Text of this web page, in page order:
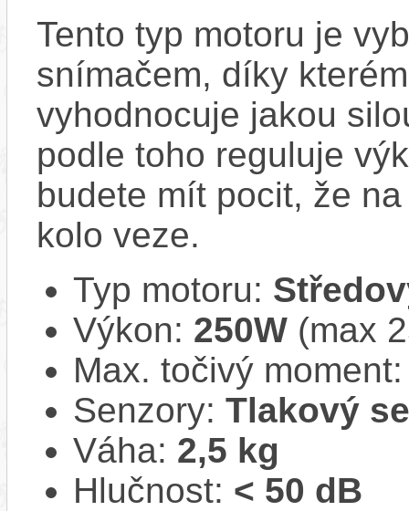
Tento typ motoru je
snímačem, díky
vyhodnocuje jakou
podle toho reguluje
budete mít pocit, že
kolo veze.
Typ motoru:
Výkon: 250W (max
Max. točivý
Senzory: Tlakový
Váha: 2,5 kg
Hlučnost: < 50 dB